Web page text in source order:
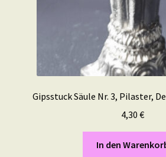
Gipsstuck Säule Nr. 3, Pilaster,
4,30 €
In den